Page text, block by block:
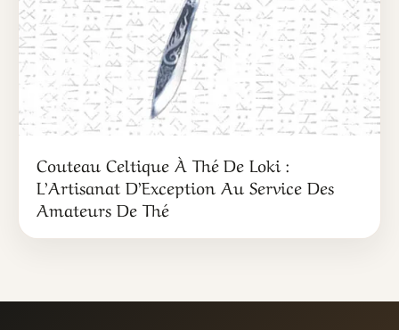
Couteau Celtique À Thé De Loki :
L’Artisanat D’Exception Au Service Des
Amateurs De Thé